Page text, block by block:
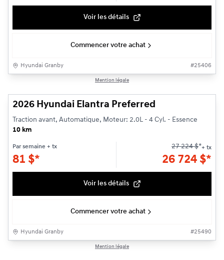
Voir les détails
Commencer votre achat
Hyundai Granby #25406
Mention légale
2026 Hyundai Elantra Preferred
Traction avant, Automatique, Moteur: 2.0L - 4 Cyl. - Essence
10 km
Par semaine + tx
81 $*
27 224$*+ tx
26 724 $*
Voir les détails
Commencer votre achat
Hyundai Granby #25490
Mention légale